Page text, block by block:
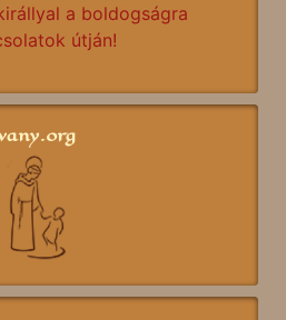
a boldogságra
útján!